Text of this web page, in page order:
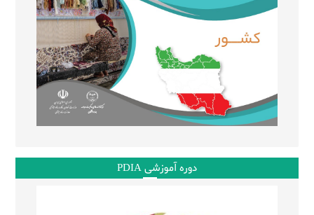
دوره آموزشی PDIA